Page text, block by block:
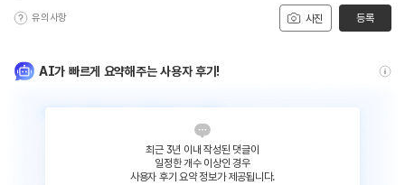
사진
유의사항 등록
AI가 빠르게 요약해주는 사용자 후기!
최근 3년 이내 작성된 댓글이
일정한 개수 이상인 경우
사용자 후기 요약 정보가 제공됩니다.